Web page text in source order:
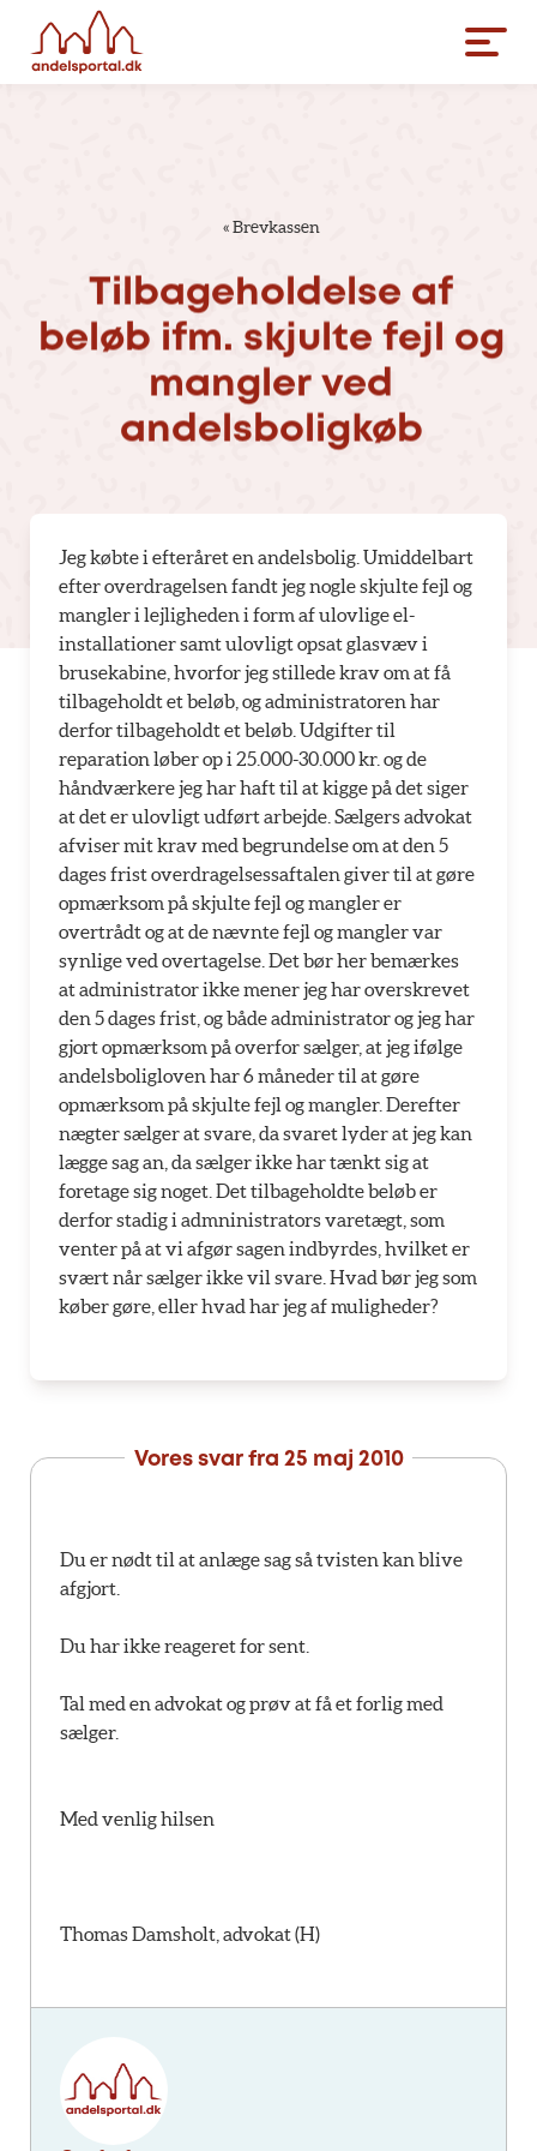
«Brevkassen
Tilbageholdelse af
beløb ifm. skjulte fejl
og
mangler ved
andelsboligkøb
Jeg købte i efteråret en andelsbolig. Umiddelbart
efter overdragelsen fandt jeg nogle skjulte fejl og
mangler i lejligheden i form af ulovlige el-
installationer samt ulovligt opsat glasvæv i
brusekabine, hvorfor jeg stillede krav om at få
tilbageholdt et beløb, og administratoren har
derfor tilbageholdt et beløb. Udgifter til
reparation løber op i 25.000-30.000 kr. og de
håndværkere jeg har haft til at kigge på det siger
at det er ulovligt udført arbejde. Sælgers advokat
afviser mit krav med begrundelse om at den 5
dages frist overdragelsessaftalen giver til at gøre
opmærksom på skjulte fejl og mangler er
overtrådt og at de nævnte fejl og mangler var
synlige ved overtagelse. Det bør her bemærkes
at administrator ikke mener jeg har overskrevet
den 5 dages frist, og både administrator og jeg har
gjort opmærksom på overfor sælger, at jeg ifølge
andelsboligloven har 6 måneder til at gøre
opmærksom på skjulte fejl og mangler. Derefter
nægter sælger at svare, da svaret lyder at jeg kan
lægge sag an, da sælger ikke har tænkt sig at
foretage sig noget. Det tilbageholdte beløb er
derfor stadig i admninistrators varetægt, som
venter på at vi afgør sagen indbyrdes, hvilket er
svært når sælger ikke vil svare. Hvad bør jeg som
køber gøre, eller hvad har jeg af muligheder?
Vores svar fra 25 maj 2010
Du er nødt til at anlæge sag så tvisten kan blive
afgjort.
Du har ikke reageret for sent.
Tal med en advokat og prøv at få et forlig med
sælger.
Med venlig hilsen
Thomas Damsholt, advokat (H)